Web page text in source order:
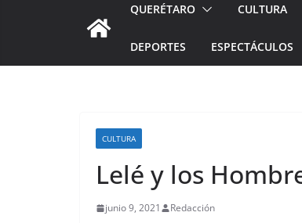
QUERÉTARO CULTURA
DEPORTES ESPECTÁCULOS
CULTURA
Lelé y los
junio 9, 2021 Redacción